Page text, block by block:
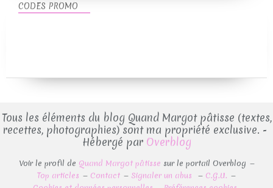
CODES PROMO
Tous les éléments du blog Quand Margot pâtisse (textes,
recettes, photographies) sont ma propriété exclusive. -
Hébergé par Overblog
Voir le profil de Quand Margot pâtisse sur le portail Overblog
Top articles
Contact Signaler un abus
C.G.U.